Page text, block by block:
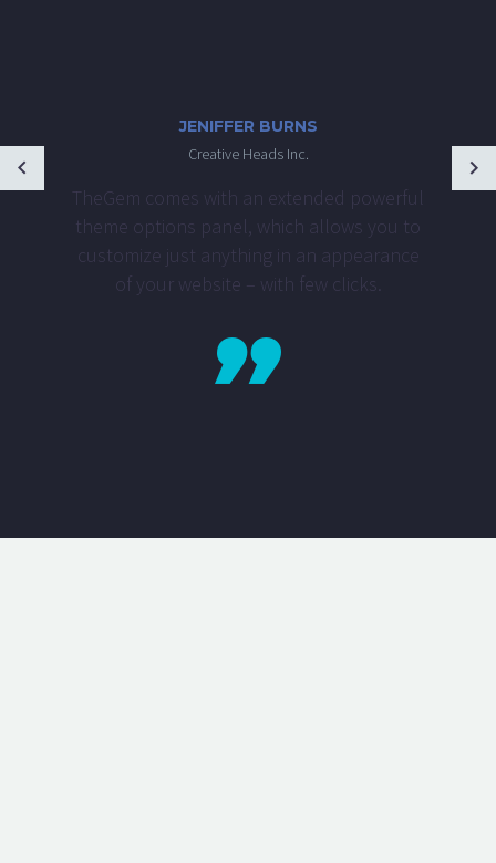
JENIFFER BURNS
Creative Heads Inc.
TheGem comes with an extended powerful
theme options panel, which allows you to
customize just anything in an appearance
of your website – with few clicks.
